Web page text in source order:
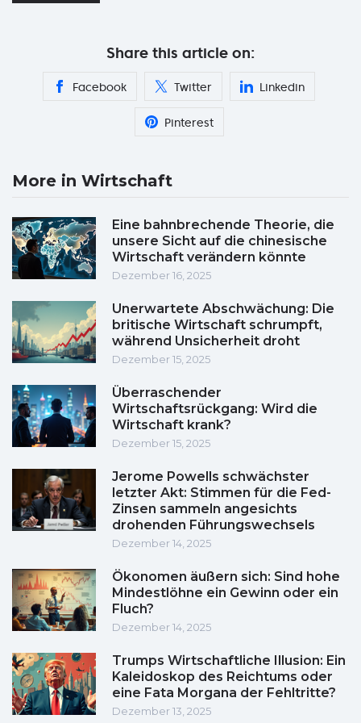
Share this article on:
Facebook Twitter Linkedin
Pinterest
More in Wirtschaft
Eine bahnbrechende Theorie, die
unsere Sicht auf die chinesische
Wirtschaft verändern könnte
Dezember 16, 2025
Unerwartete Abschwächung: Die
britische Wirtschaft schrumpft,
während Unsicherheit droht
Dezember 15, 2025
Überraschender
Wirtschaftsrückgang: Wird die
Wirtschaft krank?
Dezember 15, 2025
Jerome Powells schwächster
letzter Akt: Stimmen für die Fed-
Zinsen sammeln angesichts
drohenden Führungswechsels
Dezember 14, 2025
Ökonomen äußern sich: Sind hohe
Mindestlöhne ein Gewinn oder ein
Fluch?
Dezember 14, 2025
Trumps Wirtschaftliche Illusion: Ein
Kaleidoskop des Reichtums oder
eine Fata Morgana der Fehltritte?
Dezember 13, 2025